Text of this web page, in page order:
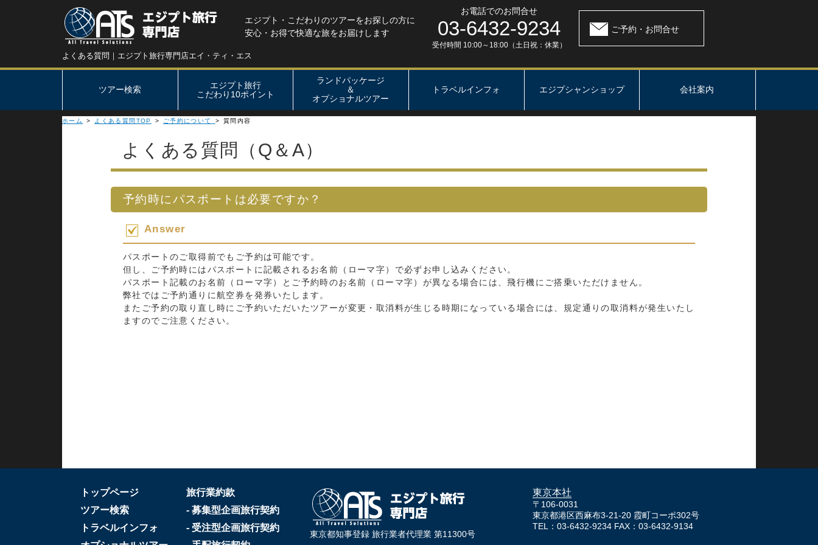
よくある質問｜エジプト旅行専門店エイ・ティ・エス
エジプト・こだわりのツアーをお探しの方に
安心・お得で快適な旅をお届けします
お電話でのお問合せ
03-6432-9234
受付時間 10:00～18:00（土日祝：休業）
ご予約・お問合せ
ツアー検索
エジプト旅行
こだわり10ポイント
ランドパッケージ
＆
オプショナルツアー
トラベルインフォ エジプシャンショップ 会社案内
ホーム > よくある質問TOP > ご予約について > 質問内容
よくある質問（Q＆A）
予約時にパスポートは必要ですか？
Answer
パスポートのご取得前でもご予約は可能です。
但し、ご予約時にはパスポートに記載されるお名前（ローマ字）で必ずお申し込みください。
パスポート記載のお名前（ローマ字）とご予約時のお名前（ローマ字）が異なる場合には、飛行機にご搭乗いただけません。
弊社ではご予約通りに航空券を発券いたします。
またご予約の取り直し時にご予約いただいたツアーが変更・取消料が生じる時期になっている場合には、規定通りの取消料が発生いたし
ますのでご注意ください。
トップページ
ツアー検索
トラベルインフォ
旅行業約款
- 募集型企画旅行契約
- 受注型企画旅行契約
東京都知事登録 旅行業者代理業 第11300号
東京本社
〒106-0031
東京都港区西麻布3-21-20 霞町コーポ302号
TEL：03-6432-9234 FAX：03-6432-9134